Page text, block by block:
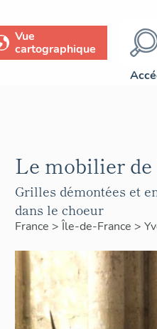
Vue
cartographique
Le mobilier
Grilles démontées et
dans le choeur
France >Île-de-France >